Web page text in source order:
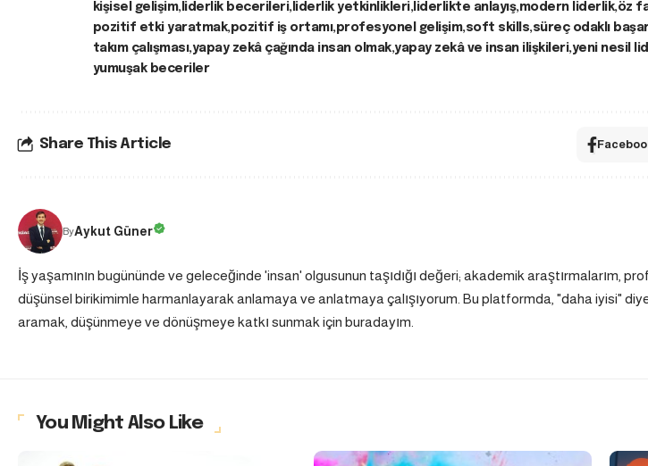
kişisel gelişim liderlik becerileri liderlik yetkinlikleri liderlikte anlayış modern liderlik öz
pozitif etki yaratmak pozitif iş ortamı profesyonel gelişim soft skills süreç odaklı
takım çalışması yapay zekâ çağında insan olmak yapay zekâ ve insan ilişkileri yeni nesil
yumuşak beceriler
Share This Article
ByAykut Güner
İş yaşamının bugününde ve geleceğinde 'insan' olgusunun taşıdığı değeri; akademik araştırmalarım,
düşünsel birikimimle harmanlayarak anlamaya ve anlatmaya çalışıyorum. Bu platformda, "daha iyisi"
aramak, düşünmeye ve dönüşmeye katkı sunmak için buradayım.
You Might Also Like